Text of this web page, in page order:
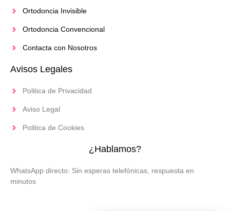
Ortodoncia Invisible
Ortodoncia Convencional
Contacta con Nosotros
Avisos Legales
Politica de Privacidad
Aviso Legal
Politica de Cookies
¿Hablamos?
WhatsApp directo: Sin esperas telefónicas, respuesta en
minutos